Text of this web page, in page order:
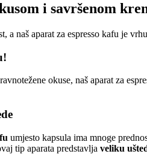
i savršenom
a naš aparat za espresso kafu je
okuse, naš aparat za
umjesto kapsula ima mnoge
tip aparata predstavlja veliku